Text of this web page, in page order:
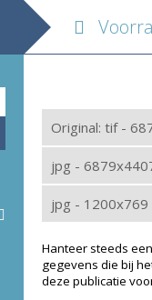
Original: tif -
jpg -
jpg - 1200x769
Hanteer steeds
gegevens die bij
deze publicatie